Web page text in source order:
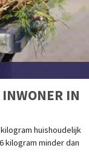
IN
huishoudelijk
kilogram minder dan